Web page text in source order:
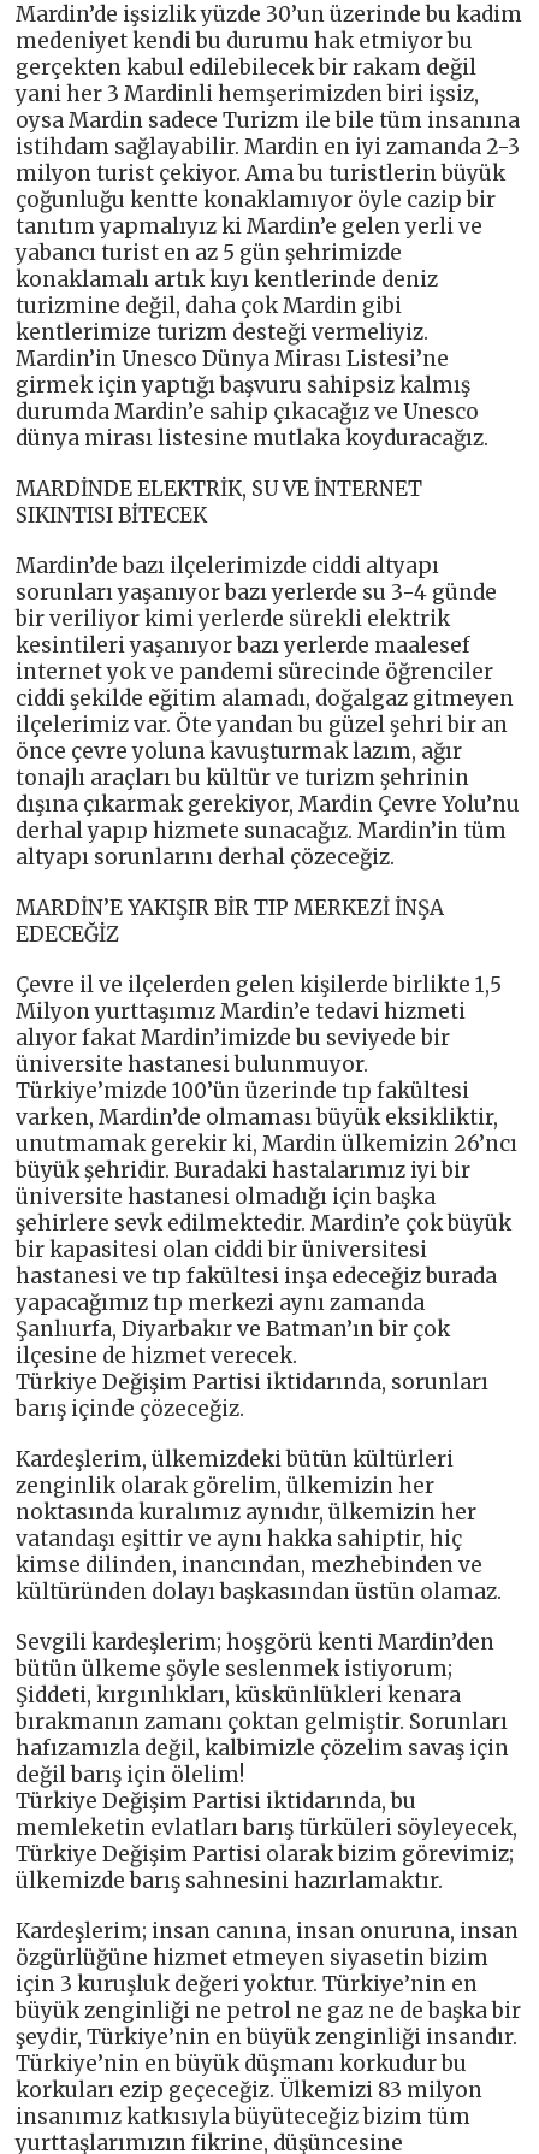
Mardin’de işsizlik yüzde 30’un üzerinde bu kadim
medeniyet kendi bu durumu hak etmiyor bu
gerçekten kabul edilebilecek bir rakam değil
yani her 3 Mardinli hemşerimizden biri işsiz,
oysa Mardin sadece Turizm ile bile tüm insanına
istihdam sağlayabilir. Mardin en iyi zamanda 2-3
milyon turist çekiyor. Ama bu turistlerin büyük
çoğunluğu kentte konaklamıyor öyle cazip bir
tanıtım yapmalıyız ki Mardin’e gelen yerli ve
yabancı turist en az 5 gün şehrimizde
konaklamalı artık kıyı kentlerinde deniz
turizmine değil, daha çok Mardin gibi
kentlerimize turizm desteği vermeliyiz.
Mardin’in Unesco Dünya Mirası Listesi’ne
girmek için yaptığı başvuru sahipsiz kalmış
durumda Mardin’e sahip çıkacağız ve Unesco
dünya mirası listesine mutlaka koyduracağız.
MARDİNDE ELEKTRİK, SU VE İNTERNET
SIKINTISI BİTECEK
Mardin’de bazı ilçelerimizde ciddi altyapı
sorunları yaşanıyor bazı yerlerde su 3-4 günde
bir veriliyor kimi yerlerde sürekli elektrik
kesintileri yaşanıyor bazı yerlerde maalesef
internet yok ve pandemi sürecinde öğrenciler
ciddi şekilde eğitim alamadı, doğalgaz gitmeyen
ilçelerimiz var. Öte yandan bu güzel şehri bir an
önce çevre yoluna kavuşturmak lazım, ağır
tonajlı araçları bu kültür ve turizm şehrinin
dışına çıkarmak gerekiyor, Mardin Çevre Yolu’nu
derhal yapıp hizmete sunacağız. Mardin’in tüm
altyapı sorunlarını derhal çözeceğiz.
MARDİN’E YAKIŞIR BİR TIP MERKEZİ İNŞA
EDECEĞİZ
Çevre il ve ilçelerden gelen kişilerde birlikte 1,5
Milyon yurttaşımız Mardin’e tedavi hizmeti
alıyor fakat Mardin’imizde bu seviyede bir
üniversite hastanesi bulunmuyor.
Türkiye’mizde 100’ün üzerinde tıp fakültesi
varken, Mardin’de olmaması büyük eksikliktir,
unutmamak gerekir ki, Mardin ülkemizin 26’ncı
büyük şehridir. Buradaki hastalarımız iyi bir
üniversite hastanesi olmadığı için başka
şehirlere sevk edilmektedir. Mardin’e çok büyük
bir kapasitesi olan ciddi bir üniversitesi
hastanesi ve tıp fakültesi inşa edeceğiz burada
yapacağımız tıp merkezi aynı zamanda
Şanlıurfa, Diyarbakır ve Batman’ın bir çok
ilçesine de hizmet verecek.
Türkiye Değişim Partisi iktidarında, sorunları
barış içinde çözeceğiz.
Kardeşlerim, ülkemizdeki bütün kültürleri
zenginlik olarak görelim, ülkemizin her
noktasında kuralımız aynıdır, ülkemizin her
vatandaşı eşittir ve aynı hakka sahiptir, hiç
kimse dilinden, inancından, mezhebinden ve
kültüründen dolayı başkasından üstün olamaz.
Sevgili kardeşlerim; hoşgörü kenti Mardin’den
bütün ülkeme şöyle seslenmek istiyorum;
Şiddeti, kırgınlıkları, küskünlükleri kenara
bırakmanın zamanı çoktan gelmiştir. Sorunları
hafızamızla değil, kalbimizle çözelim savaş için
değil barış için ölelim!
Türkiye Değişim Partisi iktidarında, bu
memleketin evlatları barış türküleri söyleyecek,
Türkiye Değişim Partisi olarak bizim görevimiz;
ülkemizde barış sahnesini hazırlamaktır.
Kardeşlerim; insan canına, insan onuruna, insan
özgürlüğüne hizmet etmeyen siyasetin bizim
için 3 kuruşluk değeri yoktur. Türkiye’nin en
büyük zenginliği ne petrol ne gaz ne de başka bir
şeydir, Türkiye’nin en büyük zenginliği insandır.
Türkiye’nin en büyük düşmanı korkudur bu
korkuları ezip geçeceğiz. Ülkemizi 83 milyon
insanımız katkısıyla büyüteceğiz bizim tüm
yurttaşlarımızın fikrine, düşüncesine